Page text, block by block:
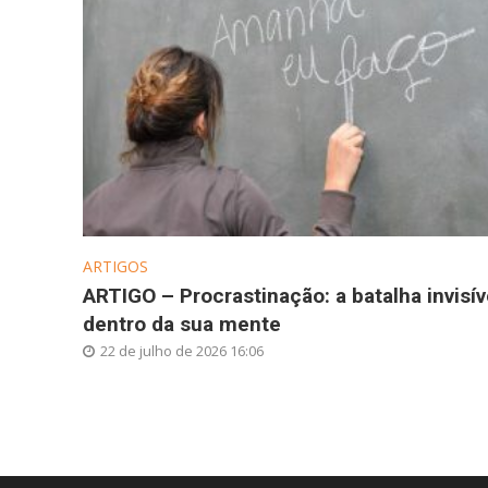
ARTIGOS
ARTIGO – Procrastinação: a batalha
dentro da sua mente
22 de julho de 2026 16:06